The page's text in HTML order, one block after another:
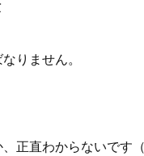
りません。
正直わからないです（